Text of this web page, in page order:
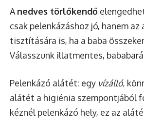
A nedves törlőkendő
csak pelenkázáshoz jó, hanem az
tisztítására is, ha a baba
Válasszunk illatmentes,
Pelenkázó alátét: egy vízálló,
alátét a higiénia szempontjából
kéznél pelenkázó hely, ez az